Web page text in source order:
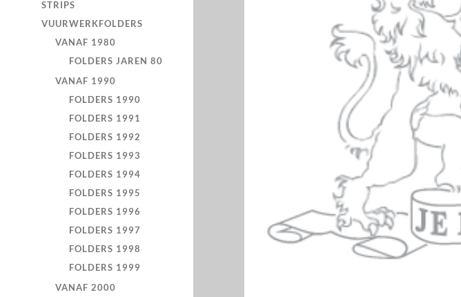
STRIPS
VUURWERKFOLDERS
VANAF 1980
FOLDERS JAREN 80
VANAF 1990
FOLDERS 1990
FOLDERS 1991
FOLDERS 1992
FOLDERS 1993
FOLDERS 1994
FOLDERS 1995
FOLDERS 1996
FOLDERS 1997
FOLDERS 1998
FOLDERS 1999
VANAF 2000